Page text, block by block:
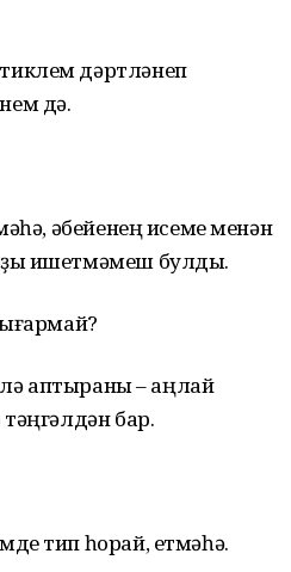
дәртләнеп
дә.
әбейенең исеме менән
ишетмәмеш булды.
аптыраны – аңлай
бар.
тип һорай, етмәһә.